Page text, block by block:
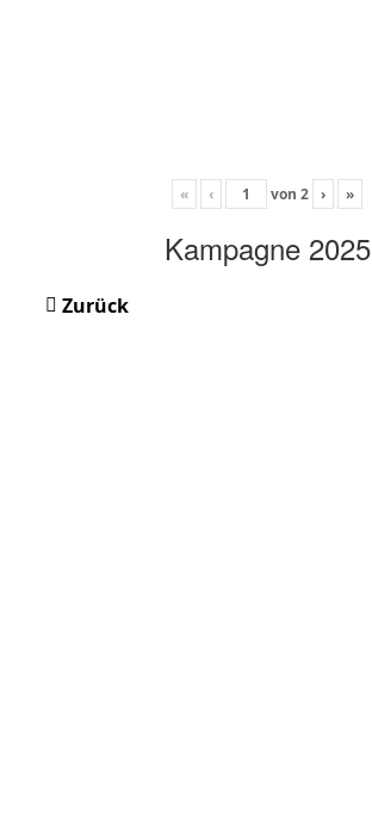
« ‹ von 2 › »
Kampagne 2025
Zurück